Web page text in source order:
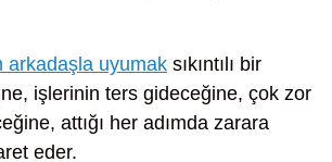
arkadaşla uyumak sıkıntılı bir
işlerinin ters gideceğine, çok zor
attığı her adımda zarara
eder.